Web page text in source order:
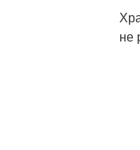
не